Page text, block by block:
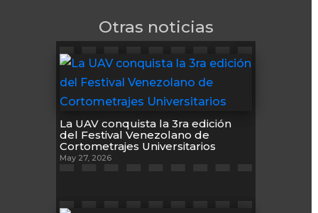
Otras noticias
La UAV conquista la 3ra edición
del Festival Venezolano de
Cortometrajes Universitarios
May 27, 2026